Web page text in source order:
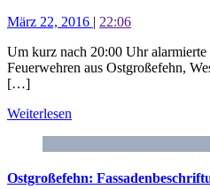
März 22, 2016 | 22:06
Um kurz nach 20:00 Uhr
Feuerwehren aus Ostgroßefehn,
[…]
Weiterlesen
Ostgroßefehn: